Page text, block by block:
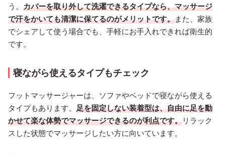
う。 カバーを取り外して洗濯できるタイプなら、マッサージ
で汗をかいても清潔に保てるのがメリットです。また、家族
でシェアして使う場合でも、手軽にお手入れできれば衛生的
です。
寝ながら使えるタイプもチェック
フットマッサージャーは、ソファやベッドで寝ながら使える
タイプもあります。 足を固定しない装着型は、自由に足を動
かせて楽な体勢でマッサージできるのが利点です。リラック
スした状態でマッサージしたい方に向いています。